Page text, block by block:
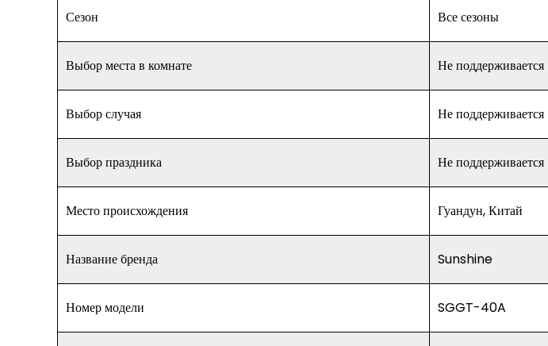
Сезон Все сезоны
Выбор места в комнате Не поддерживается
Выбор случая Не поддерживается
Выбор праздника Не поддерживается
Место происхождения Гуандун, Китай
Название бренда Sunshine
Номер модели SGGT-40A